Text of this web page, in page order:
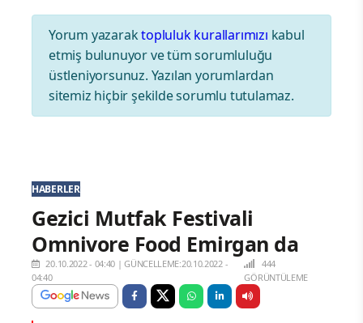
Yorum yazaraktopluluk kurallarımızı kabul
etmiş bulunuyor ve tüm sorumluluğu
üstleniyorsunuz. Yazılan yorumlardan
sitemiz hiçbir şekilde sorumlu tutulamaz.
HABERLER
Gezici Mutfak Festivali
Omnivore Food Emirgan da
20.10.2022 - 04:40 |GÜNCELLEME:20.10.2022 -
04:40
444
GÖRÜNTÜLEME